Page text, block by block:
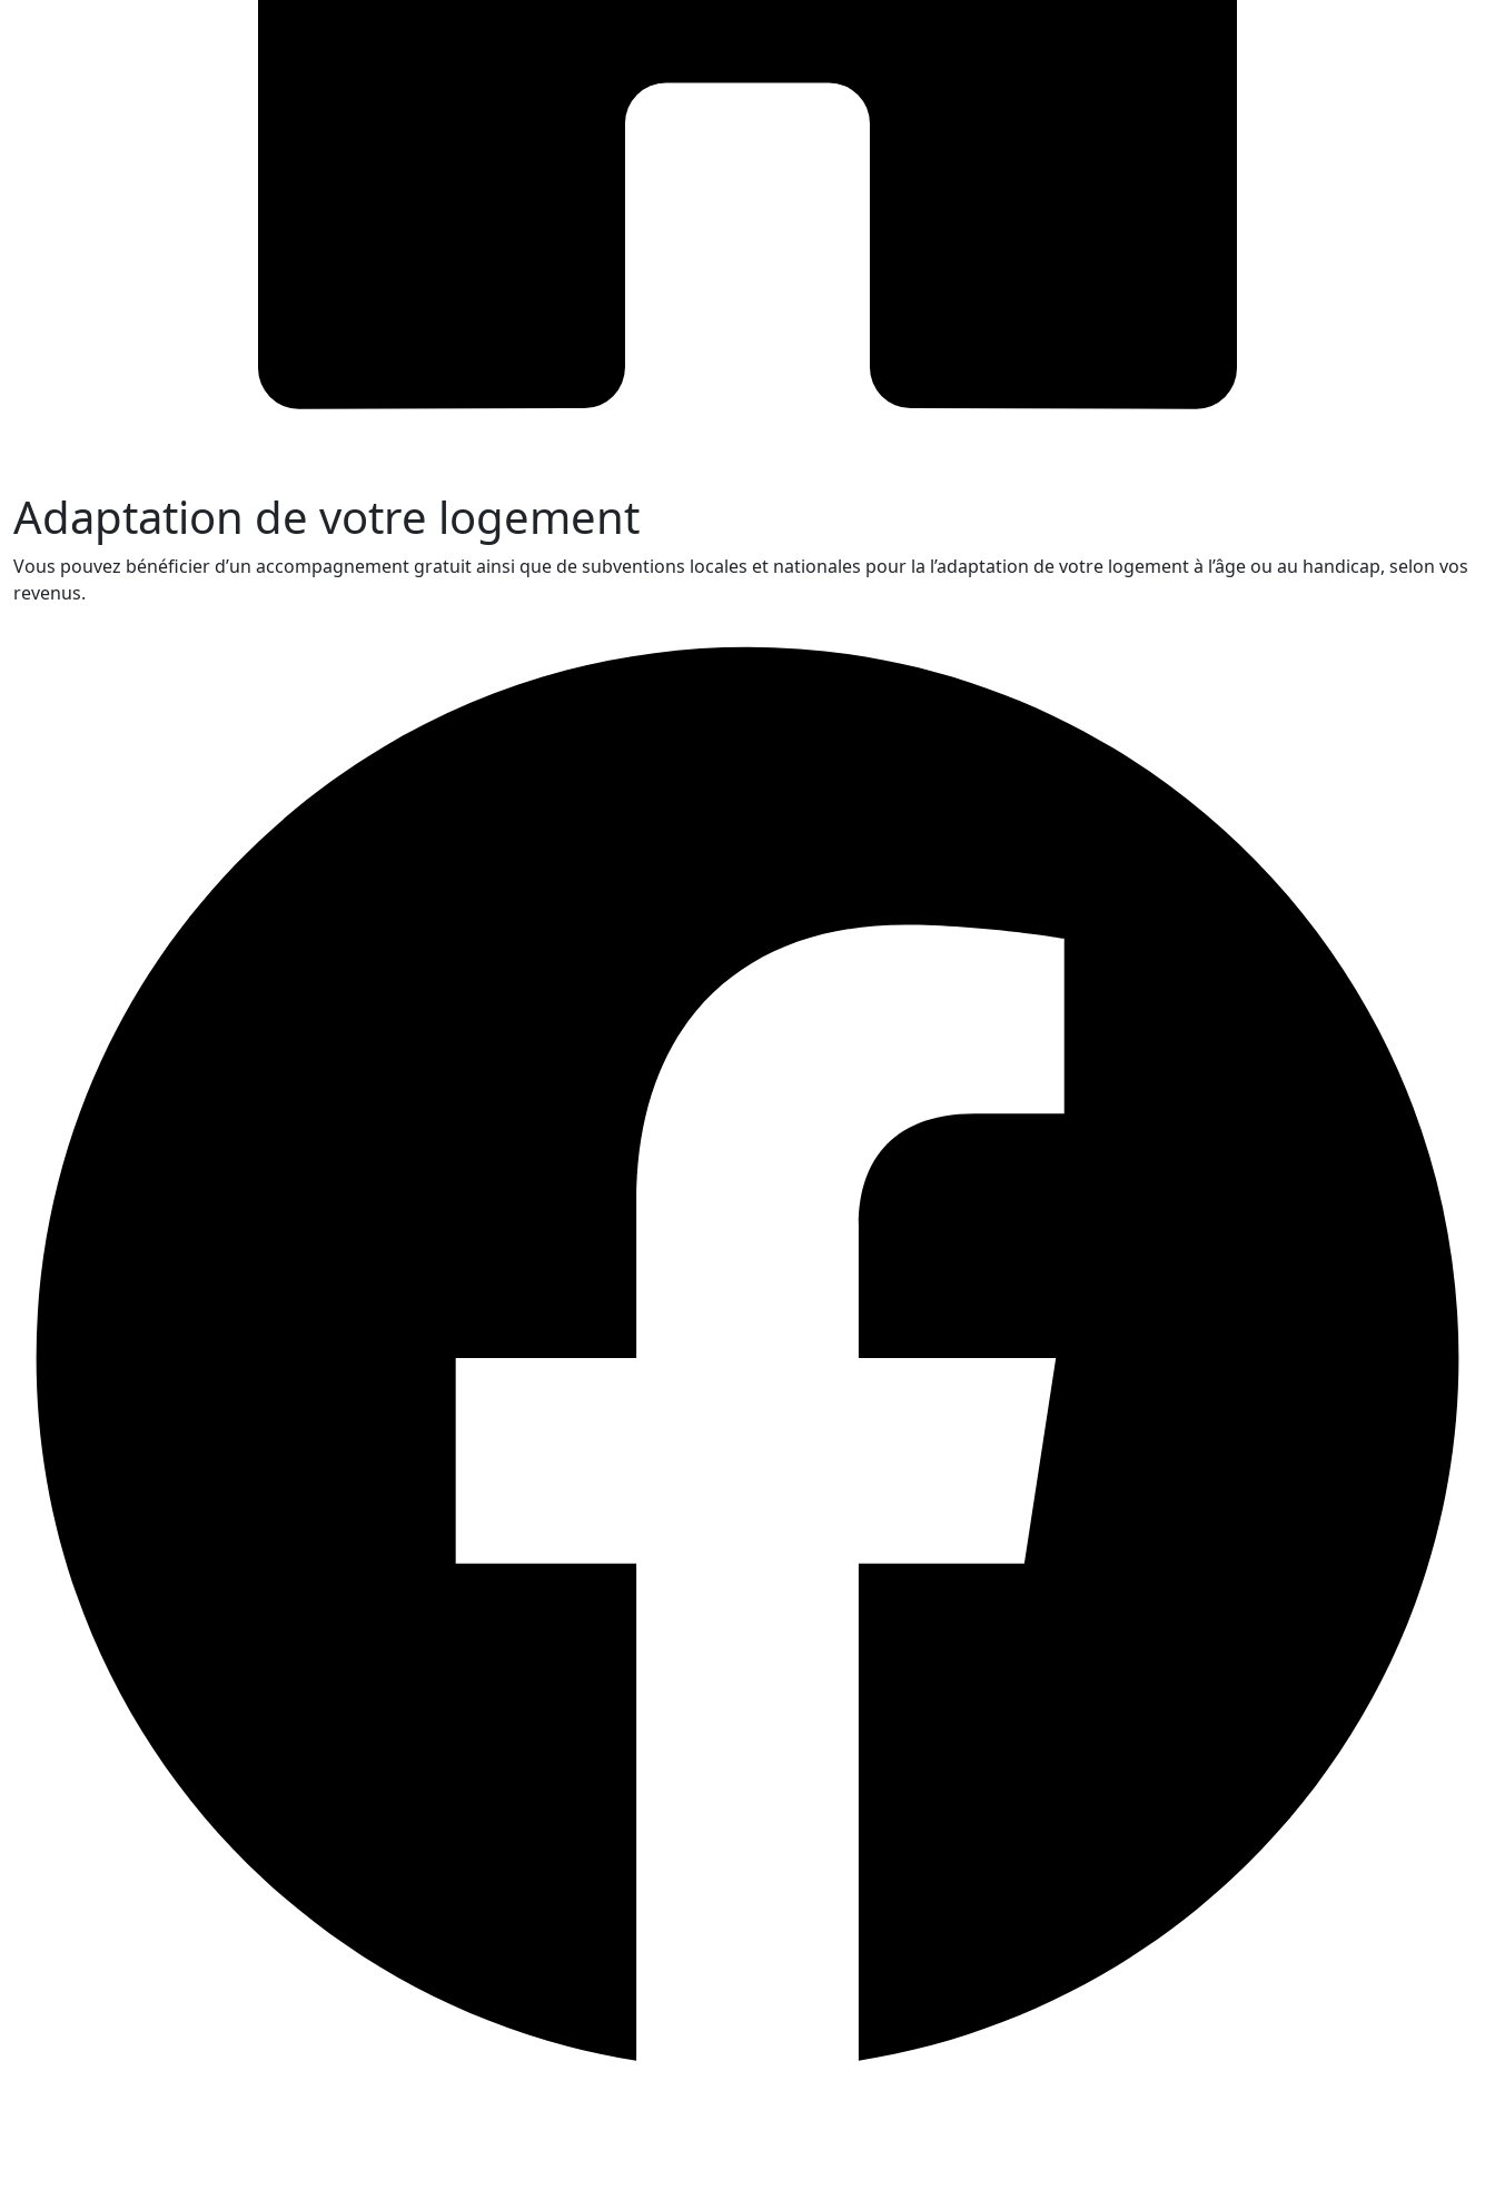
Adaptation de votre logement
Vous pouvez bénéficier d’un accompagnement gratuit ainsi que de subventions locales et nationales pour la l’adaptation de votre logement à l’âge ou au handicap, selon vos
revenus.